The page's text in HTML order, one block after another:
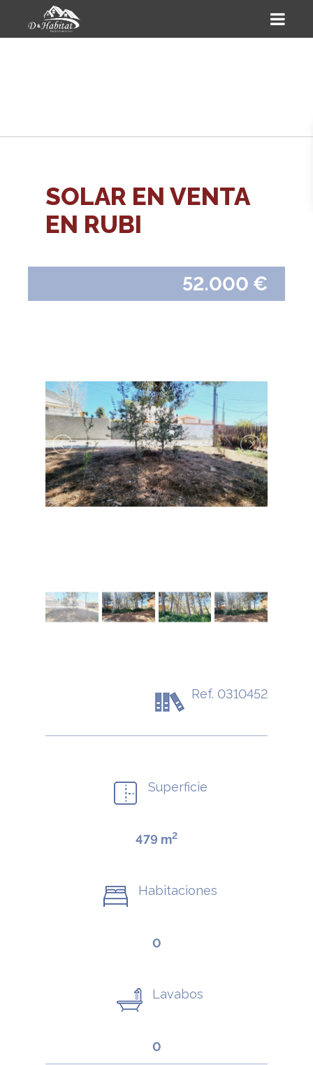
SOLAR EN VENTA
EN RUBI
52.000 €
Ref. 0310452
Superficie
479 m2
Habitaciones
0
Lavabos
0